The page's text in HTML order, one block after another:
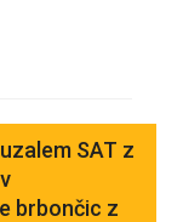
SAT z
brbončic z